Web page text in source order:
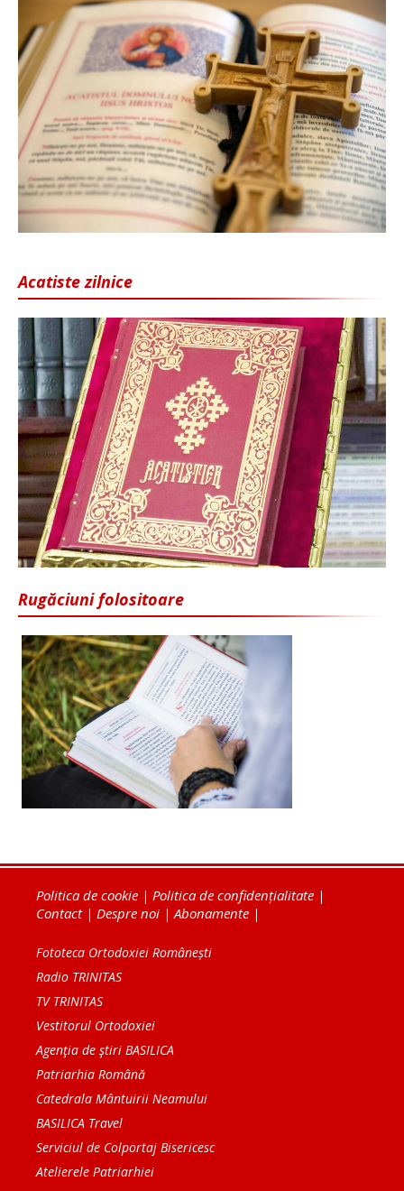
Acatiste zilnice
Rugăciuni folositoare
Politica de cookie | Politica de confidențialitate |
Contact| Despre noi |Abonamente |
Fototeca Ortodoxiei Românești
Radio TRINITAS
TV TRINITAS
Vestitorul Ortodoxiei
Agenţia de ştiri BASILICA
Patriarhia Română
Catedrala Mântuirii Neamului
BASILICA Travel
Serviciul de Colportaj Bisericesc
Atelierele Patriarhiei